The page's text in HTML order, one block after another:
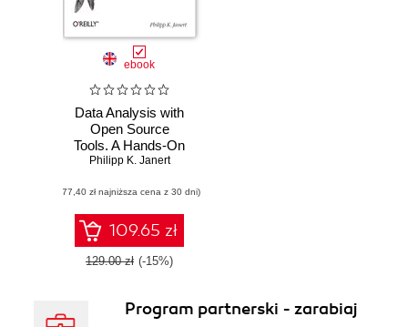
ebook
Data Analysis with
Open Source
Tools. A Hands-On
Guide for
Data Scientists
Philipp K. Janert
(77,40 zł najniższa cena z 30 dni)
109.65 zł
129.00 zł (-15%)
Program partnerski - zarabiaj